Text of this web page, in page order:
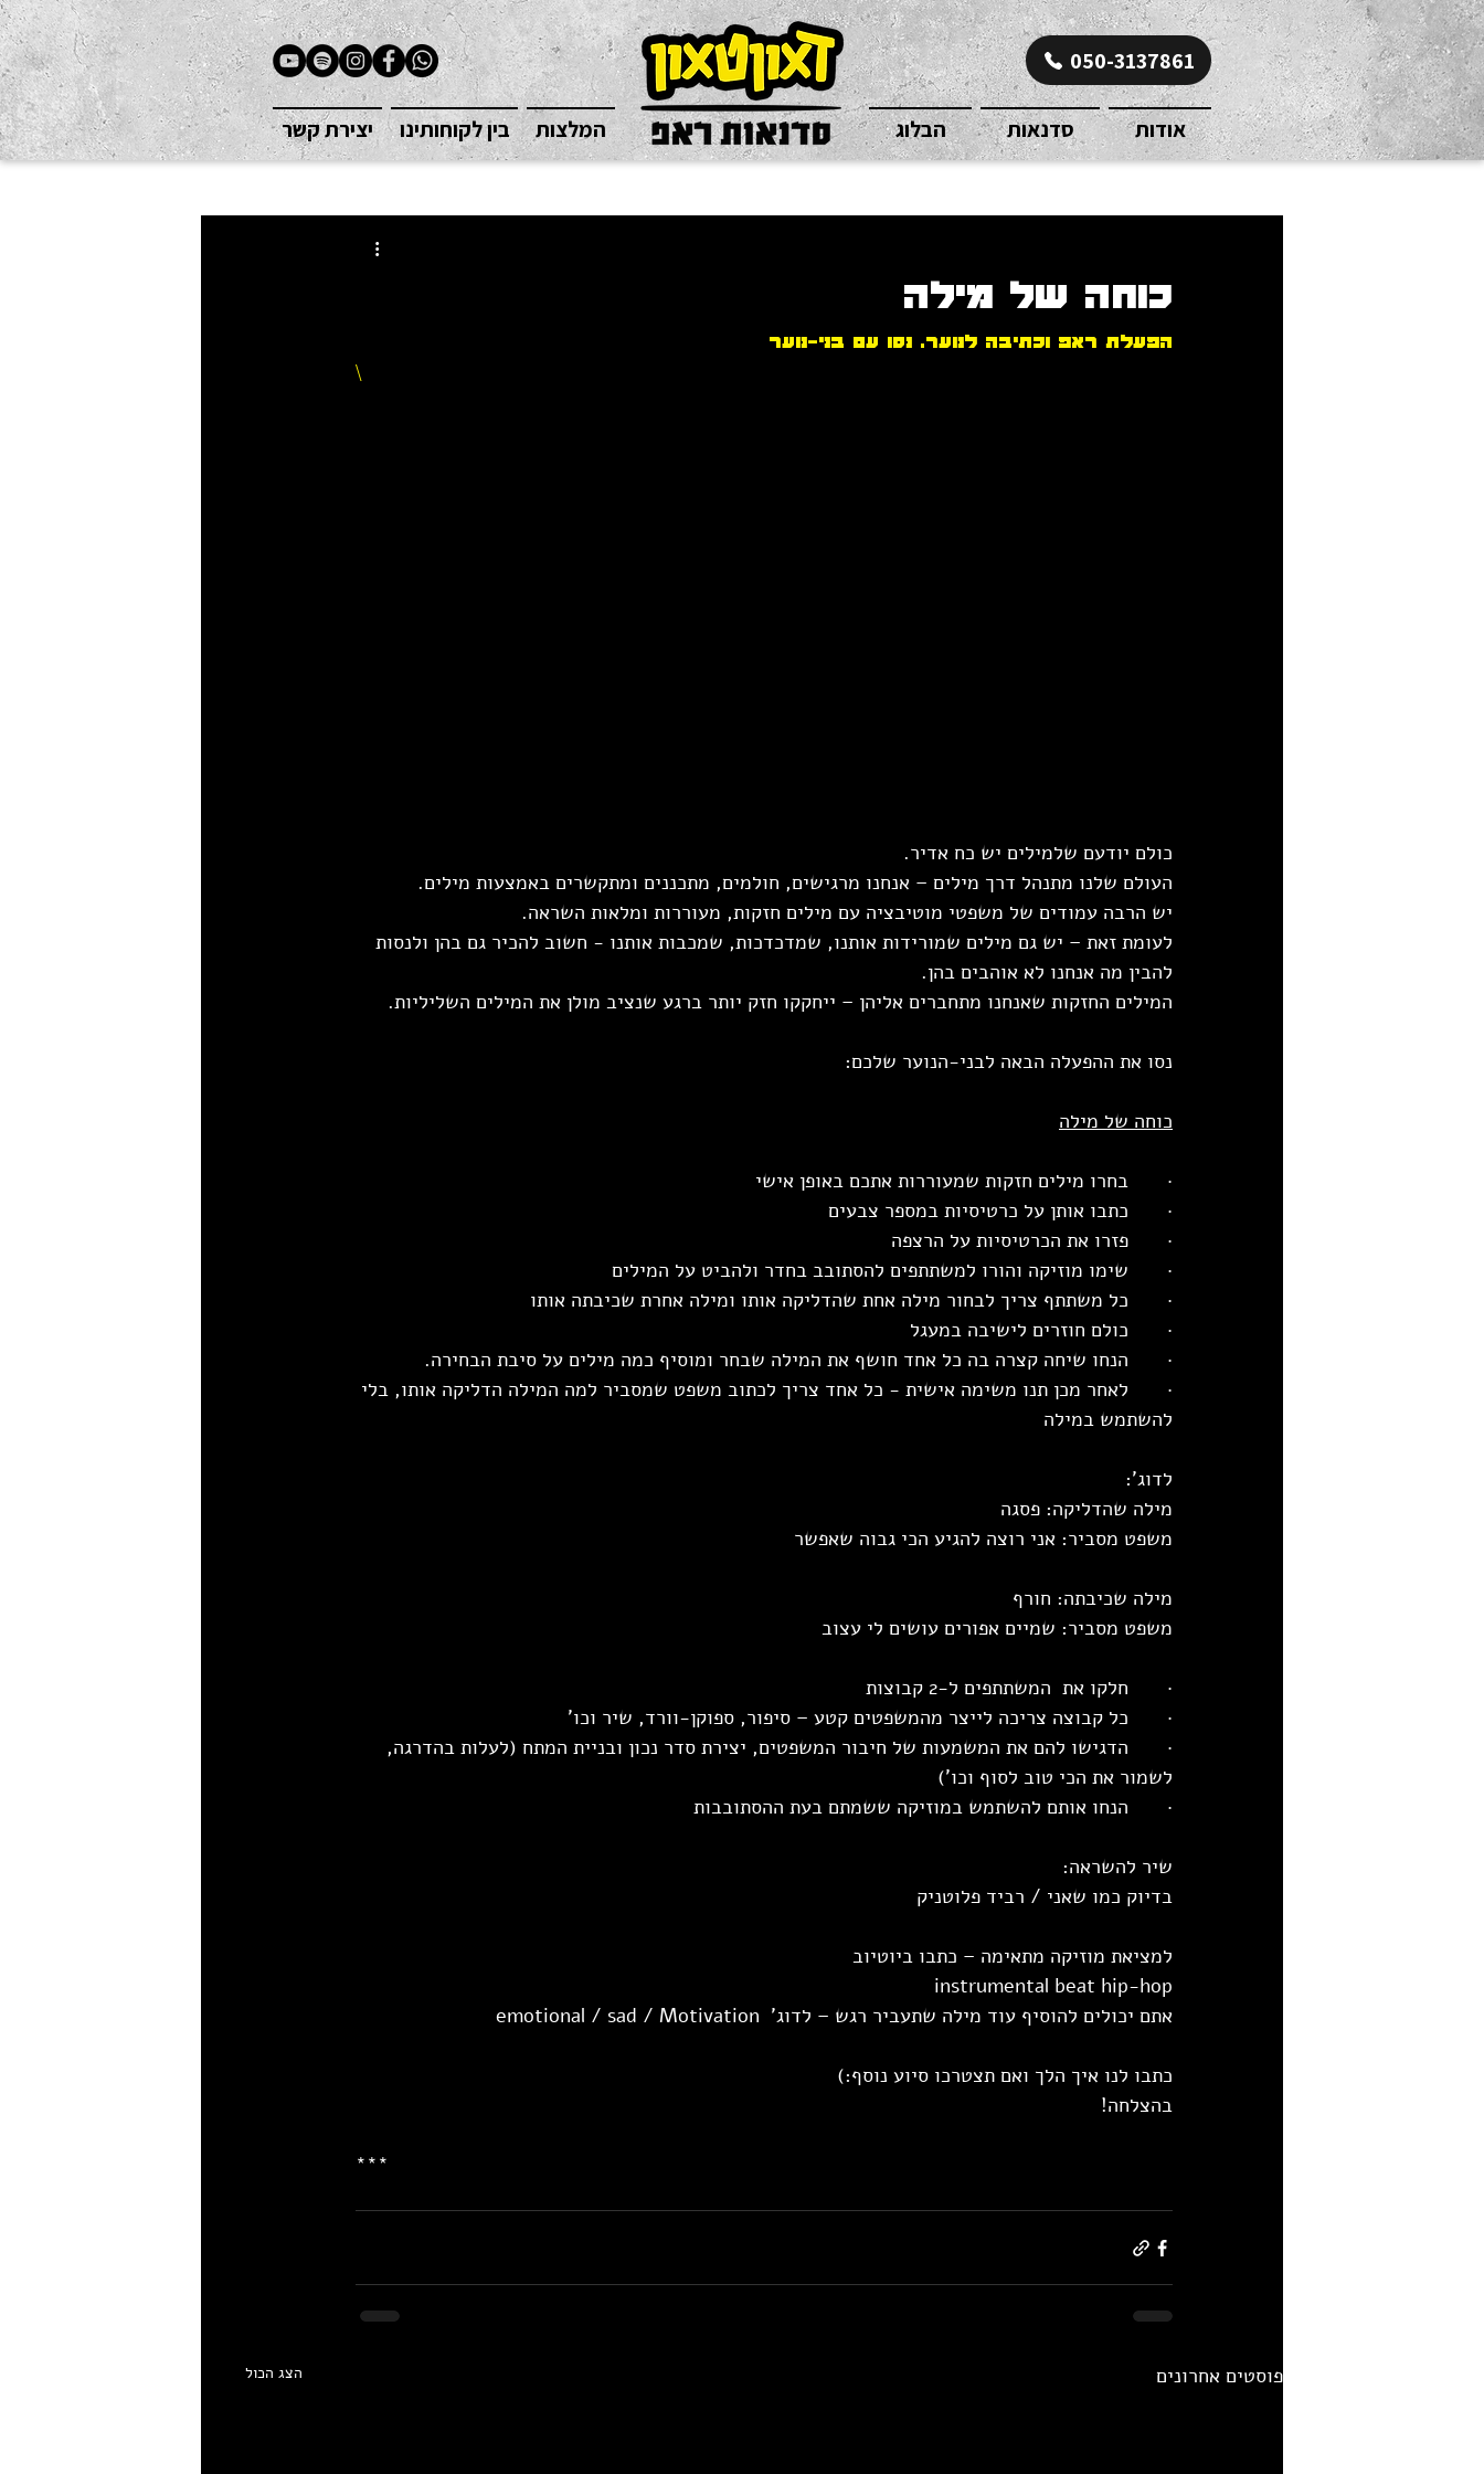
המלצות בין לקוחותינו יצירת קשר
050-3137861
אודות סדנאות הבלוג
כוחה של מילה
הפעלת ראפ וכתיבה לנוער. נסו עם בני-נוער
\
כולם יודעם שלמילים יש כח אדיר.
העולם שלנו מתנהל דרך מילים – אנחנו מרגישים, חולמים, מתכננים ומתקשרים באמצעות מילים.
יש הרבה עמודים של משפטי מוטיבציה עם מילים חזקות, מעוררות ומלאות השראה.
לעומת זאת – יש גם מילים שמורידות אותנו, שמדכדכות, שמכבות אותנו - חשוב להכיר גם בהן ולנסות
להבין מה אנחנו לא אוהבים בהן.
המילים החזקות שאנחנו מתחברים אליהן – ייחקקו חזק יותר ברגע שנציב מולן את המילים השליליות.
נסו את ההפעלה הבאה לבני-הנוער שלכם:
כוחה של מילה
·       בחרו מילים חזקות שמעוררות אתכם באופן אישי
·       כתבו אותן על כרטיסיות במספר צבעים
·       פזרו את הכרטיסיות על הרצפה
·       שימו מוזיקה והורו למשתתפים להסתובב בחדר ולהביט על המילים
·       כל משתתף צריך לבחור מילה אחת שהדליקה אותו ומילה אחרת שכיבתה אותו
·       כולם חוזרים לישיבה במעגל
·       הנחו שיחה קצרה בה כל אחד חושף את המילה שבחר ומוסיף כמה מילים על סיבת הבחירה.
·       לאחר מכן תנו משימה אישית - כל אחד צריך לכתוב משפט שמסביר למה המילה הדליקה אותו, בלי
להשתמש במילה
לדוג':
מילה שהדליקה: פסגה
משפט מסביר: אני רוצה להגיע הכי גבוה שאפשר
מילה שכיבתה: חורף
משפט מסביר: שמיים אפורים עושים לי עצוב
·       חלקו את  המשתתפים ל-2 קבוצות
·       כל קבוצה צריכה לייצר מהמשפטים קטע – סיפור, ספוקן-וורד, שיר וכו'
·       הדגישו להם את המשמעות של חיבור המשפטים, יצירת סדר נכון ובניית המתח (לעלות בהדרגה,
לשמור את הכי טוב לסוף וכו')
·       הנחו אותם להשתמש במוזיקה ששמתם בעת ההסתובבות
שיר להשראה:
בדיוק כמו שאני / רביד פלוטניק
למציאת מוזיקה מתאימה – כתבו ביוטיוב
instrumental beat hip-hop
אתם יכולים להוסיף עוד מילה שתעביר רגש – לדוג'  emotional / sad / Motivation
כתבו לנו איך הלך ואם תצטרכו סיוע נוסף:)
בהצלחה!
***
פוסטים אחרונים הצג הכול